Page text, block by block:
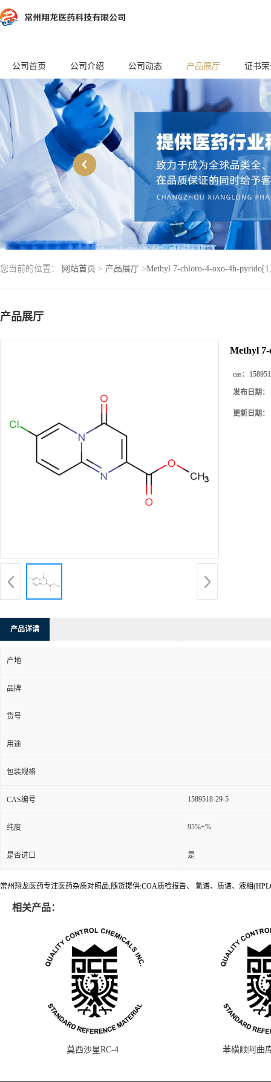
公司首页 公司介绍 公司动态 产品展厅 证书
您当前的位置： 网站首页 > 产品展厅 >Methyl 7-chloro-4-oxo-4h-
产品展厅
Methyl
cas：
发布日期：
更新日期：
产品详请
产地
品牌
货号
用途
包装规格
CAS编号 1589518-29-5
纯度 95%+%
是否进口 是
常州翔龙医药专注医药杂质对照品;随货提供:COA质检报告、 氢谱、质谱、液相
相关产品：
莫西沙星RC-4 苯磺顺阿曲